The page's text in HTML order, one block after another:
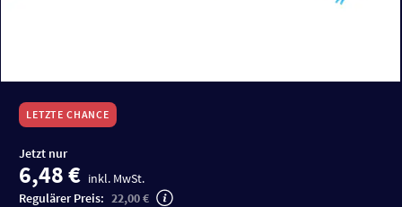
LETZTE CHANCE
Jetzt nur
6,48 € inkl. MwSt.
Regulärer Preis: 22,00 €